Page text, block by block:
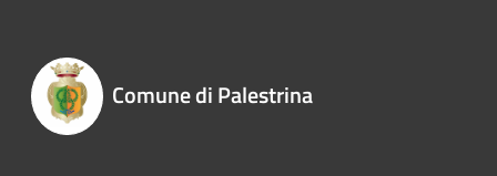
Comune di Palestrina